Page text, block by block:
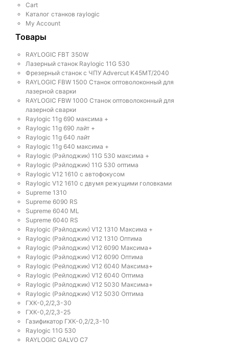
Cart
Каталог станков raylogic
My Account
Товары
RAYLOGIC FBT 350W
Лазерный станок Raylogic 11G 530
Фрезерный станок с ЧПУ Advercut K45MT/2040
RAYLOGIC FBW 1500 Станок оптоволоконный для
лазерной сварки
RAYLOGIC FBW 1000 Станок оптоволоконный для
лазерной сварки
Raylogic 11g 690 максима +
Raylogic 11g 690 лайт +
Raylogic 11g 640 лайт
Raylogic 11g 640 максима +
Raylogic (Рэйлоджик) 11G 530 максима +
Raylogic (Рэйлоджик) 11G 530 оптима
Raylogic V12 1610 с автофокусом
Raylogic V12 1610 с двумя режущими головками
Supreme 1310
Supreme 6090 RS
Supreme 6040 ML
Supreme 6040 RS
Raylogic (Рэйлоджик) V12 1310 Максима +
Raylogic (Рэйлоджик) V12 1310 Оптима
Raylogic (Рэйлоджик) V12 6090 Максима+
Raylogic (Рэйлоджик) V12 6090 Оптима
Raylogic (Рейлоджик) V12 6040 Максима+
Raylogic (Рейлоджик) V12 6040 Оптима
Raylogic (Рэйлоджик) V12 5030 Максима+
Raylogic (Рэйлоджик) V12 5030 Оптима
ГХК-0,2/2,3-30
ГХК-0,2/2,3-25
Газификатор ГХК-0,2/2,3-10
Raylogic 11G 530
RAYLOGIC GALVO С7